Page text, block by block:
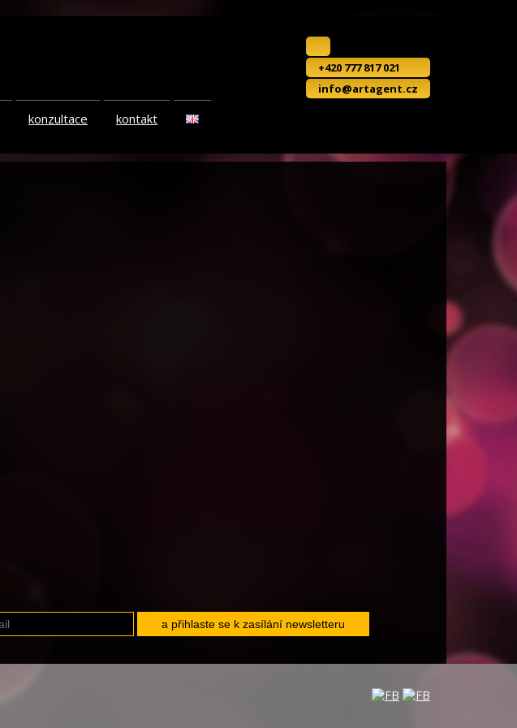
+420 777 817 021
info@artagent.cz
konzultace kontakt